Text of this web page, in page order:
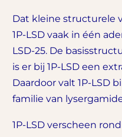
Dat kleine structurele
1P-LSD vaak in één
LSD-25. De
is er bij 1P-LSD een
Daardoor valt 1P-LSD
familie van
1P-LSD verscheen